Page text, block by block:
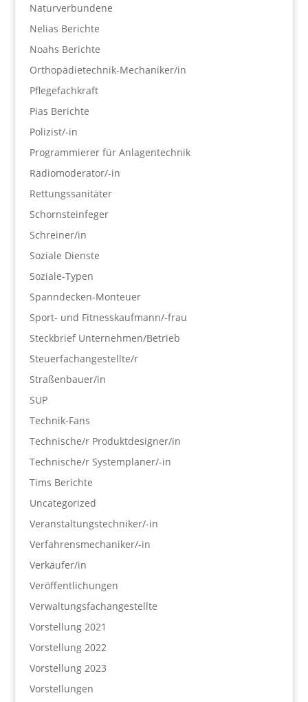
Naturverbundene
Nelias Berichte
Noahs Berichte
Orthopädietechnik-Mechaniker/in
Pflegefachkraft
Pias Berichte
Polizist/-in
Programmierer für Anlagentechnik
Radiomoderator/-in
Rettungssanitäter
Schornsteinfeger
Schreiner/in
Soziale Dienste
Soziale-Typen
Spanndecken-Monteuer
Sport- und Fitnesskaufmann/-frau
Steckbrief Unternehmen/Betrieb
Steuerfachangestellte/r
Straßenbauer/in
SUP
Technik-Fans
Technische/r Produktdesigner/in
Technische/r Systemplaner/-in
Tims Berichte
Uncategorized
Veranstaltungstechniker/-in
Verfahrensmechaniker/-in
Verkäufer/in
Veröffentlichungen
Verwaltungsfachangestellte
Vorstellung 2021
Vorstellung 2022
Vorstellung 2023
Vorstellungen